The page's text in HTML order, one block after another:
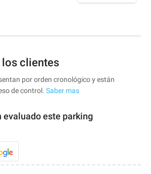
los clientes
por orden cronológico y están
de control. Saber mas
evaluado este parking